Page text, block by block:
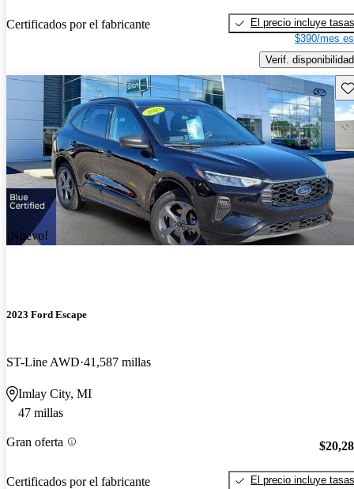
Certificados por el fabricante
El precio incluye tasas
$390/mes
Verif. disponibilidad
¡Nuevo!
2023 Ford Escape
ST-Line AWD 41,587 millas
Imlay City, MI
47 millas
Gran oferta
Certificados por el fabricante
El precio incluye tasas